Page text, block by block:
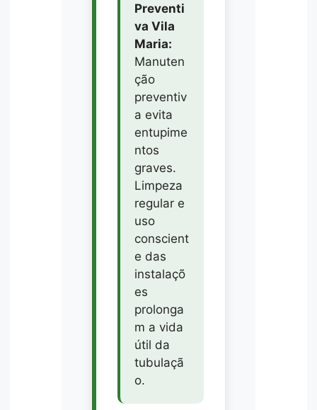
Preventi
va Vila
Maria:
Manuten
ção
preventiv
a evita
entupime
ntos
graves.
Limpeza
regular e
uso
conscient
e das
instalaçõ
es
prolonga
m a vida
útil da
tubulaçã
o.